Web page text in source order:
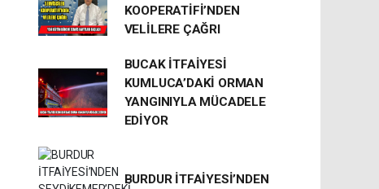
KOOPERATİFİ’NDEN
VELİLERE ÇAĞRI
BUCAK İTFAİYESİ
KUMLUCA’DAKİ ORMAN
YANGINIYLA MÜCADELE
EDİYOR
BURDUR İTFAİYESİ’NDEN